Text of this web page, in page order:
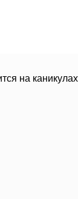
на